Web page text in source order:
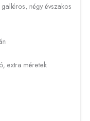
négy évszakos
extra méretek